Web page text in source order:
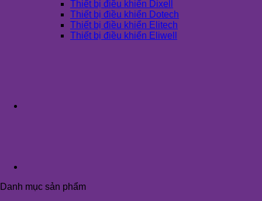
Thiết bị điều khiển Dixell
Thiết bị điều khiển Dotech
Thiết bị điều khiển Elitech
Thiết bị điều khiển Eliwell
Danh mục sản phẩm